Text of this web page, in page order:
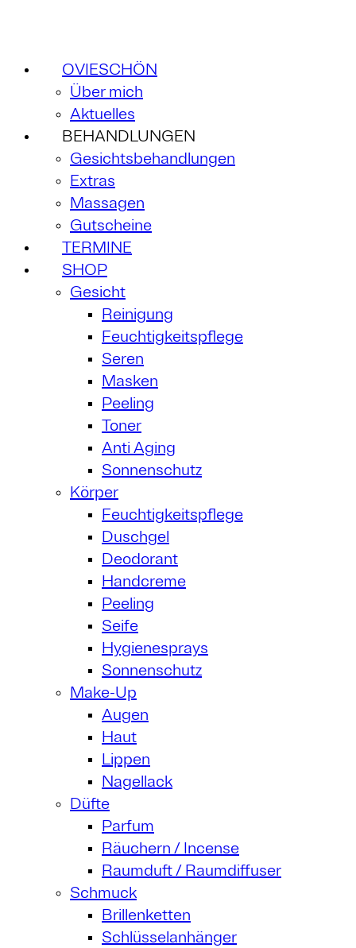
OVIESCHÖN
Über mich
Aktuelles
BEHANDLUNGEN
Gesichtsbehandlungen
Extras
Massagen
Gutscheine
TERMINE
SHOP
Gesicht
Reinigung
Feuchtigkeitspflege
Seren
Masken
Peeling
Toner
Anti Aging
Sonnenschutz
Körper
Feuchtigkeitspflege
Duschgel
Deodorant
Handcreme
Peeling
Seife
Hygienesprays
Sonnenschutz
Make-Up
Augen
Haut
Lippen
Nagellack
Düfte
Parfum
Räuchern / Incense
Raumduft / Raumdiffuser
Schmuck
Brillenketten
Schlüsselanhänger